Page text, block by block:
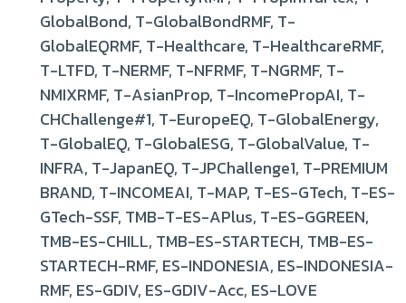
GlobalBond, T-GlobalBondRMF, T-
GlobalEQRMF, T-Healthcare, T-HealthcareRMF,
T-LTFD, T-NERMF, T-NFRMF, T-NGRMF, T-
NMIXRMF, T-AsianProp, T-IncomePropAI, T-
CHChallenge#1, T-EuropeEQ, T-GlobalEnergy,
T-GlobalEQ, T-GlobalESG, T-GlobalValue, T-
INFRA, T-JapanEQ, T-JPChallenge1, T-PREMIUM
BRAND, T-INCOMEAI, T-MAP, T-ES-GTech, T-ES-
GTech-SSF, TMB-T-ES-APlus, T-ES-GGREEN,
TMB-ES-CHILL, TMB-ES-STARTECH, TMB-ES-
STARTECH-RMF, ES-INDONESIA, ES-INDONESIA-
RMF, ES-GDIV, ES-GDIV-Acc, ES-LOVE